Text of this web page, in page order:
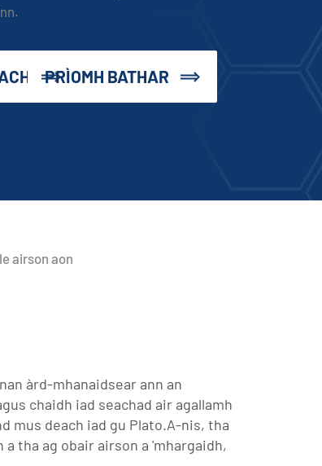
PRÌOMH BATHAR
airson aon
àrd-mhanaidsear ann an
chaidh iad seachad air agallamh
mus deach iad gu Plato.A-nis, tha
tha ag obair airson a 'mhargaidh,